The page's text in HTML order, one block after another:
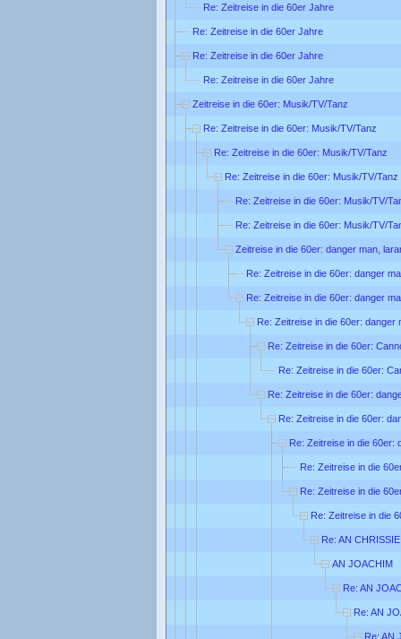
Re: Zeitreise in die 60er Jahre
Re: Zeitreise in die 60er Jahre
Re: Zeitreise in die 60er Jahre
Re: Zeitreise in die 60er Jahre
Zeitreise in die 60er: Musik/TV/Tanz
Re: Zeitreise in die 60er: Musik/TV/Tanz
Re: Zeitreise in die 60er: Musik/TV/Tanz
Re: Zeitreise in die 60er: Musik/TV/Tanz
Re: Zeitreise in die 60er: Musik/TV/
Re: Zeitreise in die 60er: Musik/TV/
Zeitreise in die 60er: danger man,
Re: Zeitreise in die 60er: danger
Re: Zeitreise in die 60er: danger
Re: Zeitreise in die 60er: danger
Re: Zeitreise in die 60er:
Re: Zeitreise in die 60er:
Re: Zeitreise in die 60er:
Re: Zeitreise in die 60er:
Re: Zeitreise in die 60er:
Re: Zeitreise in die
Re: Zeitreise in die
Re: Zeitreise in die
Re: AN CHRISSIE
AN JOACHIM
Re: AN
Re: AN
Re: AN